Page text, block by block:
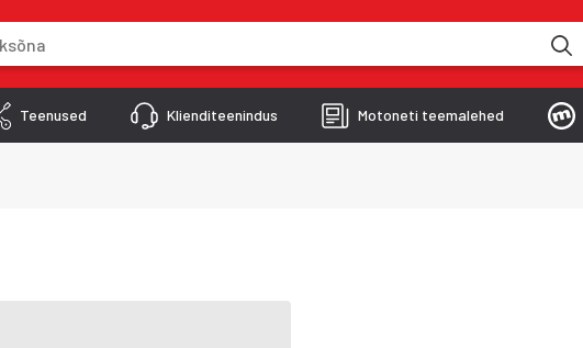
Teenused Klienditeenindus Motoneti teemalehed